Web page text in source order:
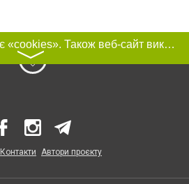
Цей сайт використовує «cookies». Також веб-сайт використовує інтернет-сервіс для збору технічних даних стосовно відвідувачів з метою отримання маркетингової та статистичної інформації. Умови обробки даних відвідувачів сайту див.
〉
Контакти Автори проєкту